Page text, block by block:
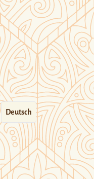
Deutsch